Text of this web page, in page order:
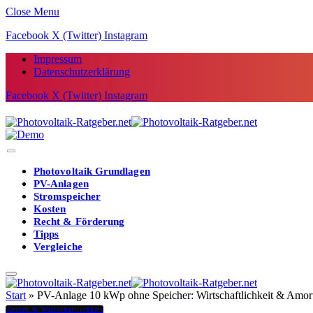
Close Menu
Facebook X (Twitter) Instagram
Impressum
Datenschutzerklärung
Facebook X (Twitter) Instagram
Photovoltaik Grundlagen
PV-Anlagen
Stromspeicher
Kosten
Recht & Förderung
Tipps
Vergleiche
Start » PV-Anlage 10 kWp ohne Speicher: Wirtschaftlichkeit &
Kosten & Wirtschaftlichkeit